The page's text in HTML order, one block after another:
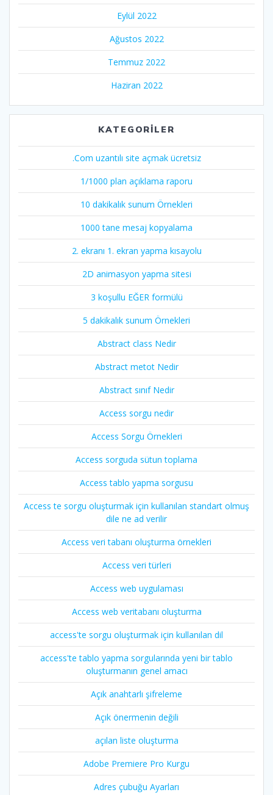
Eylül 2022
Ağustos 2022
Temmuz 2022
Haziran 2022
KATEGORILER
.Com uzantılı site açmak ücretsiz
1/1000 plan açıklama raporu
10 dakikalık sunum Örnekleri
1000 tane mesaj kopyalama
2. ekranı 1. ekran yapma kısayolu
2D animasyon yapma sitesi
3 koşullu EĞER formülü
5 dakikalık sunum Örnekleri
Abstract class Nedir
Abstract metot Nedir
Abstract sınıf Nedir
Access sorgu nedir
Access Sorgu Örnekleri
Access sorguda sütun toplama
Access tablo yapma sorgusu
Access te sorgu oluşturmak için kullanılan standart olmuş
dile ne ad verilir
Access veri tabanı oluşturma örnekleri
Access veri türleri
Access web uygulaması
Access web veritabanı oluşturma
access'te sorgu oluşturmak için kullanılan dil
access'te tablo yapma sorgularında yeni bir tablo
oluşturmanın genel amacı
Açık anahtarlı şifreleme
Açık önermenin değili
açılan liste oluşturma
Adobe Premiere Pro Kurgu
Adres çubuğu Ayarları